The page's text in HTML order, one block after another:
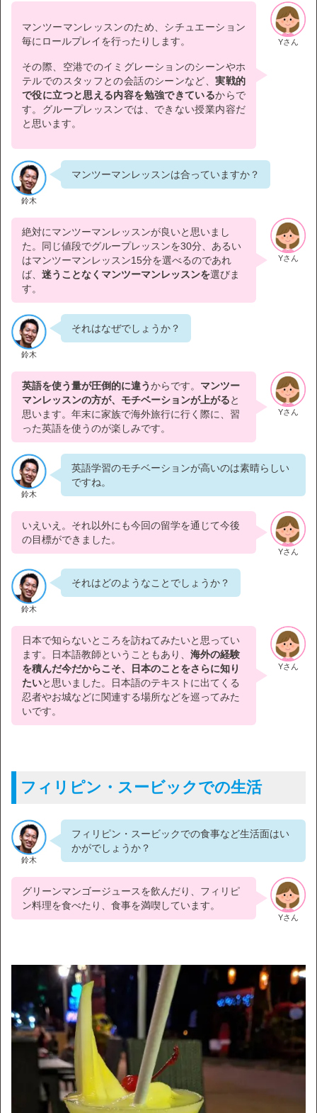
Yさん
マンツーマンレッスンのため、シチュエーション
毎にロールプレイを行ったりします。
その際、空港でのイミグレーションのシーンやホ
テルでのスタッフとの会話のシーンなど、実戦的
で役に立つと思える内容を勉強できているからで
す。グループレッスンでは、できない授業内容だ
と思います。
鈴木
マンツーマンレッスンは合っていますか？
Yさん
絶対にマンツーマンレッスンが良いと思いまし
た。同じ値段でグループレッスンを30分、あるい
はマンツーマンレッスン15分を選べるのであれ
ば、 迷うことなくマンツーマンレッスンを選びま
す。
鈴木
それはなぜでしょうか？
Yさん
英語を使う量が圧倒的に違うからです。 マンツー
マンレッスンの方が、モチベーションが上がると
思います。年末に家族で海外旅行に行く際に、習
った英語を使うのが楽しみです。
鈴木
英語学習のモチベーションが高いのは素晴らしい
ですね。
Yさん
いえいえ。それ以外にも今回の留学を通じて今後
の目標ができました。
鈴木
それはどのようなことでしょうか？
Yさん
日本で知らないところを訪ねてみたいと思ってい
ます。日本語教師ということもあり、 海外の経験
を積んだ今だからこそ、日本のことをさらに知り
たいと思いました。日本語のテキストに出てくる
忍者やお城などに関連する場所などを巡ってみた
いです。
フィリピン・スービックでの生活
鈴木
フィリピン・スービックでの食事など生活面はい
かがでしょうか？
Yさん
グリーンマンゴージュースを飲んだり、フィリピ
ン料理を食べたり、食事を満喫しています。